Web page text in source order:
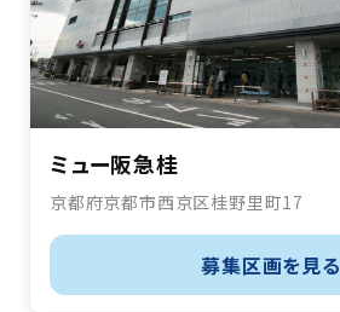
ミュー阪急桂
京都府京都市西京区桂野里町17
募集区画を見る